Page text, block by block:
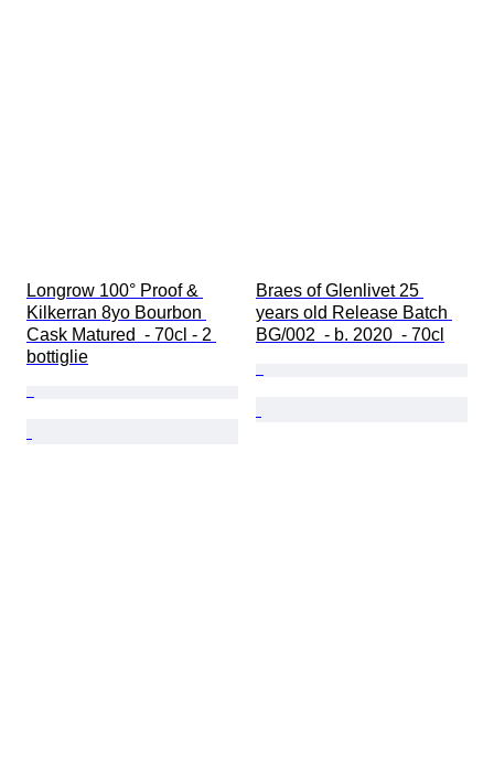
Longrow 100° Proof &
Kilkerran 8yo Bourbon
Cask Matured  - 70cl - 2
bottiglie
Braes of Glenlivet 25
years old Release Batch
BG/002  - b. 2020  - 70cl